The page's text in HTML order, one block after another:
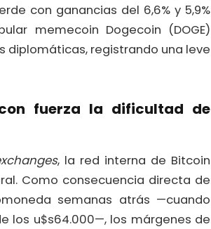
con ganancias del 6,6% y 5,9%
memecoin Dogecoin (DOGE)
registrando una leve
fuerza la dificultad de
, la red interna de Bitcoin
Como consecuencia directa de
semanas atrás —cuando
los u$s64.000—, los márgenes de